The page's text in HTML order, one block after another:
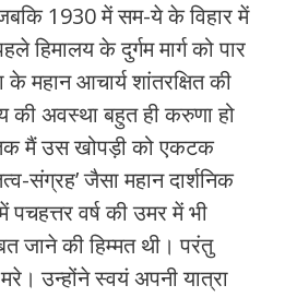
1930 में सम-ये के विहार में
हिमालय के दुर्गम मार्ग को पार
महान आचार्य शांतरक्षित की
की अवस्‍था बहुत ही करुणा हो
मैं उस खोपड़ी को एकटक
संग्रह’ जैसा महान दार्शनिक
वर्ष की उमर में भी
जाने की हिम्‍मत थी। परंतु
उन्‍होंने स्वयं अपनी यात्रा